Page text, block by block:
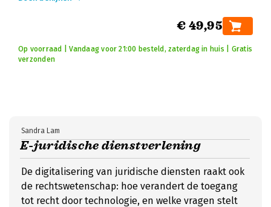
€ 49,95
Op voorraad | Vandaag voor 21:00 besteld, zaterdag in huis | Gratis
verzonden
E-juridische dienstverlening
Sandra Lam
De digitalisering van juridische diensten raakt ook
de rechtswetenschap: hoe verandert de toegang
tot recht door technologie, en welke vragen stelt